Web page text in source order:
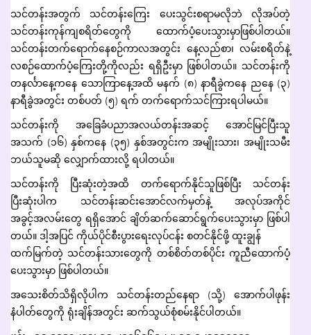
သင်တန်းအတွက် သင်တန်းကြေး ပေးသွင်းစရာမလိုဘဲ လိုအပ်တဲ့
သင်တန်းကုန်ကျစရိတ်တွေကို ထောက်ပံ့ပေးသွားမှာဖြစ်ပါတယ်။
သင်တန်းတက်ရောက်နေစဉ်ကာလအတွင်း နေ့လည်စာ၊ လမ်းစရိတ်နဲ့
လစဉ်ထောက်ပံ့ကြေးတို့ကိုလည်း ရရှိဦးမှာ ဖြစ်ပါတယ်။ သင်တန်းကို
တနင်္လာနေ့ကနေ သောကြာနေ့အထိ မနက် (၈) နာရီခွဲကနေ ညနေ (၃)
နာရီခွဲအတွင်း တစ်ပတ် (၅) ရက် တက်ရောက်သင်ကြားရပါမယ်။
သင်တန်းကို အခြေခံပညာအလယ်တန်းအဆင့် အောင်မြင်ပြီးသူ
အသက် (၁၆) နှစ်ကနေ (၃၅) နှစ်အတွင်းက အမျိုးသား၊ အမျိုးသမီး
ဘယ်သူမဆို လျှောက်ထားလို့ ရပါတယ်။
သင်တန်းကို ပြီးဆုံးတဲ့အထိ တက်ရောက်နိုင်သူဖြစ်ပြီး သင်တန်း
ပြီးဆုံးပါက သင်တန်းဆင်းအောင်လက်မှတ်နဲ့ အလုပ်အကိုင်
အခွင့်အလမ်းတွေ ရရှိအောင် ချိတ်ဆက်ဆောင်ရွက်ပေးသွားမှာ ဖြစ်ပါ
တယ်။ ဒါ့အပြင် ကိုယ်ပိုင်စီးပွားရေးလုပ်ငန်း စတင်နိုင်ဖို့ ထူးချွန်
ထက်မြက်တဲ့ သင်တန်းသားတွေကို တစ်စိတ်တစ်ပိုင်း ကူညီထောက်ပံ့
ပေးသွားမှာ ဖြစ်ပါတယ်။
အသေးစိတ်သိရှိလိုပါက သင်တန်းတည်နေရာ (သို့) အောက်ပါဖုန်း
နံပါတ်တွေကို ရုံးချိန်အတွင်း ဆက်သွယ်စုံစမ်းနိုင်ပါတယ်။